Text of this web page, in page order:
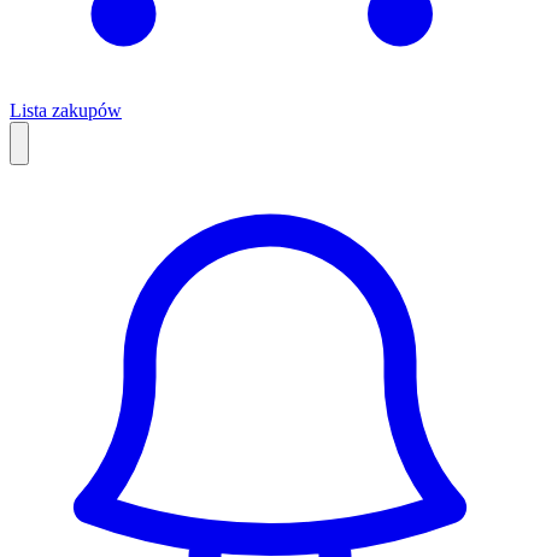
Lista zakupów